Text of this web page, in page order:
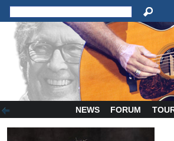
NEWS FORUM